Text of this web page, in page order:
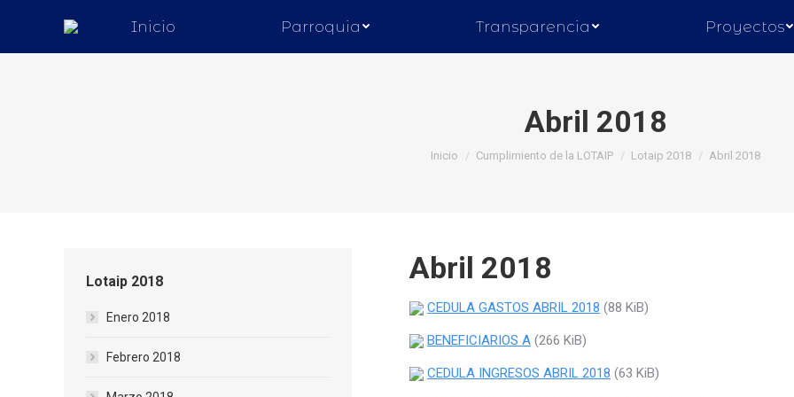
Inicio Parroquia Transparencia Proyectos
Abril 2018
Inicio Cumplimiento de la LOTAIP Lotaip 2018 Abril 2018
Abril 2018
CEDULA GASTOS ABRIL 2018 (88 KiB)
BENEFICIARIOS A (266 KiB)
CEDULA INGRESOS ABRIL 2018 (63 KiB)
Lotaip 2018
Enero 2018
Febrero 2018